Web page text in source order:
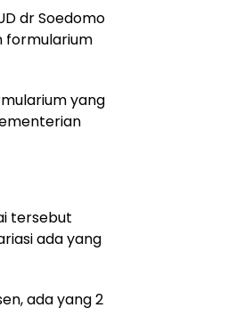
dr Soedomo
formularium
yang
tersebut
ada yang
ada yang 2